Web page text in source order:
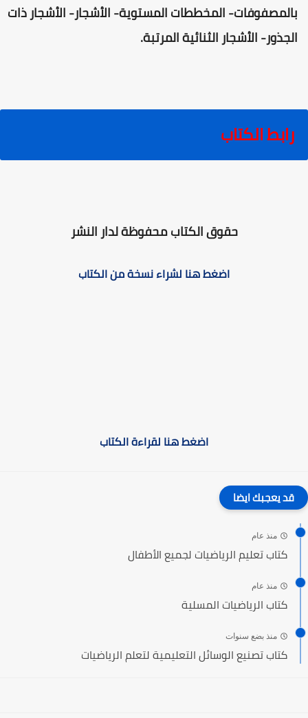
بالمصفوفات- المخططات المستوية- الأشجار- الأشجار ذات
الجذور- الأشجار الثنائية المرتبة.
رابط الكتاب
حقوق الكتاب محفوظة لدار النشر
اضغط هنا لشراء نسخة من الكتاب
اضغط هنا لقراءة الكتاب
قد يعجبك ايضا
منذ عام
كتاب تعليم الرياضيات لجميع الأطفال
منذ عام
كتاب الرياضيات المسلية
منذ بضع سنوات
كتاب تصنيع الوسائل التعليمية لتعلم الرياضيات